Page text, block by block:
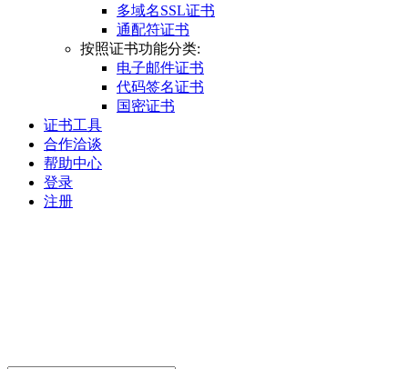
多域名SSL证书
通配符证书
按照证书功能分类:
电子邮件证书
代码签名证书
国密证书
证书工具
合作洽谈
帮助中心
登录
注册